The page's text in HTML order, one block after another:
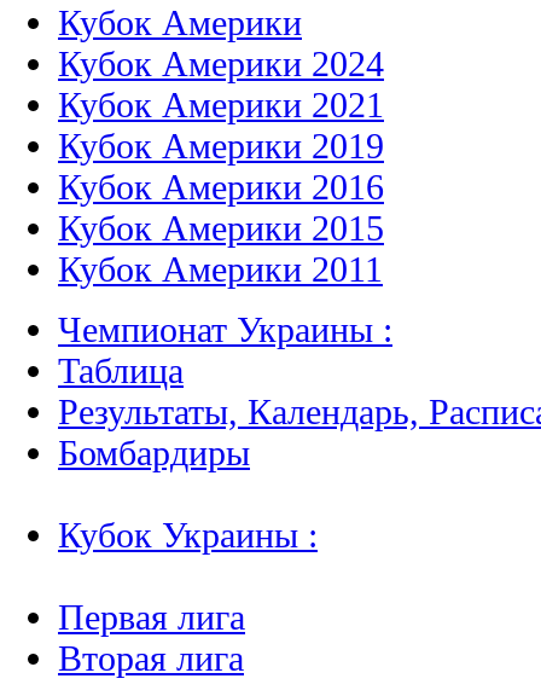
Кубок Америки
Кубок Америки 2024
Кубок Америки 2021
Кубок Америки 2019
Кубок Америки 2016
Кубок Америки 2015
Кубок Америки 2011
Чемпионат Украины :
Таблица
Результаты, Календарь,
Бомбардиры
Кубок Украины :
Первая лига
Вторая лига